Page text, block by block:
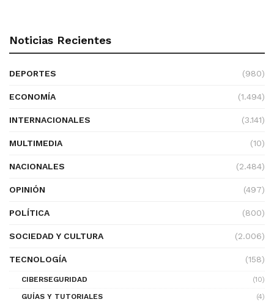
Noticias Recientes
DEPORTES (980)
ECONOMÍA (1.494)
INTERNACIONALES (3.141)
MULTIMEDIA (10)
NACIONALES (2.484)
OPINIÓN (497)
POLÍTICA (800)
SOCIEDAD Y CULTURA (2.006)
TECNOLOGÍA (158)
CIBERSEGURIDAD
(10)
GUÍAS Y TUTORIALES
(4)